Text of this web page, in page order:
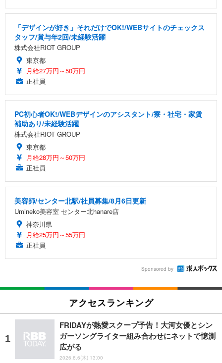
「デザインが好き」それだけでOK!/WEBサイトのチェックス
タッフ/賞与年2回/未経験活躍
株式会社RIOT GROUP
東京都
月給27万円～50万円
正社員
PC初心者OK!/WEBデザインのアシスタント/寮・社宅・家賃
補助あり/未経験活躍
株式会社RIOT GROUP
東京都
月給28万円～50万円
正社員
美容師/センター北駅/社員募集/8月6日更新
Umineko美容室 センター北hanare店
神奈川県
月給25万円～55万円
正社員
Sponsored by
アクセスランキング
FRIDAYが熱愛スクープ予告！大河女優とシン
ガーソングライター組み合わせにネットで憶測
広がる
2026.8.6(木) 13:00